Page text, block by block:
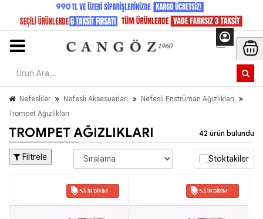
Nefesliler Nefesli Aksesuarları
Nefesli Enstrüman Ağızlıkları
Trompet Ağızlıkları
TROMPET AĞIZLIKLARI 42 ürün bulundu
Filtrele Stoktakiler
%5 İNDIRIM %5 İNDIRIM